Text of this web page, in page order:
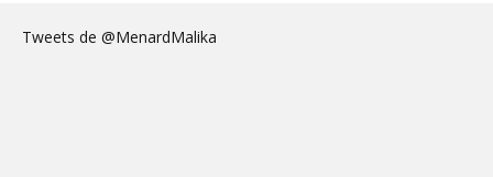
Tweets de @MenardMalika